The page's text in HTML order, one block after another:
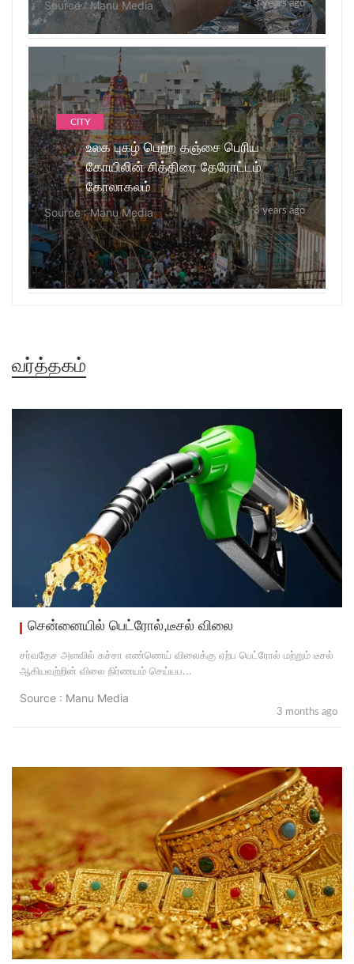
Source : Manu Media 3 years ago
CITY
உலக புகழ் பெற்ற தஞ்சை பெரிய
கோயிலின் சித்திரை தேரோட்டம்
கோலாகலம்
Source : Manu Media 3 years ago
வர்த்தகம்
சென்னையில் பெட்ரோல்,டீசல் விலை
சர்வதேச அளவில் கச்சா எண்ணெய் விலைக்கு ஏற்ப பெட்ரோல் மற்றும் டீசல்
ஆகியவற்றின் விலை நிர்ணயம் செய்யப...
Source : Manu Media
3 months ago